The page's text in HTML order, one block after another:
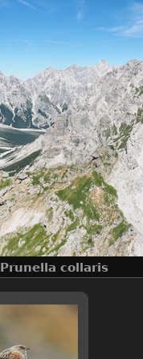
Prunella collaris